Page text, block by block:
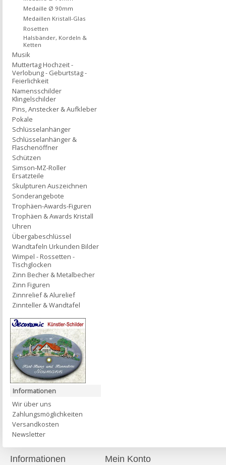
Medaille Ø 90mm
Medaillen Kristall-Glas
Rosetten
Halsbänder, Kordeln &
Ketten
Musik
Muttertag Hochzeit -
Verlobung - Geburtstag -
Feierlichkeit
Namensschilder
Klingelschilder
Pins, Anstecker & Aufkleber
Pokale
Schlüsselanhänger
Schlüsselanhänger &
Flaschenöffner
Schützen
Simson-MZ-Roller
Ersatzteile
Skulpturen Auszeichnen
Sonderangebote
Trophäen-Awards-Figuren
Trophäen & Awards Kristall
Uhren
Übergabeschlüssel
Wandtafeln Urkunden Bilder
Wimpel - Rossetten -
Tischglocken
Zinn Becher & Metalbecher
Zinn Figuren
Zinnrelief & Alurelief
Zinnteller & Wandtafel
Informationen
Wir über uns
Zahlungsmöglichkeiten
Versandkosten
Newsletter
Informationen Mein Konto